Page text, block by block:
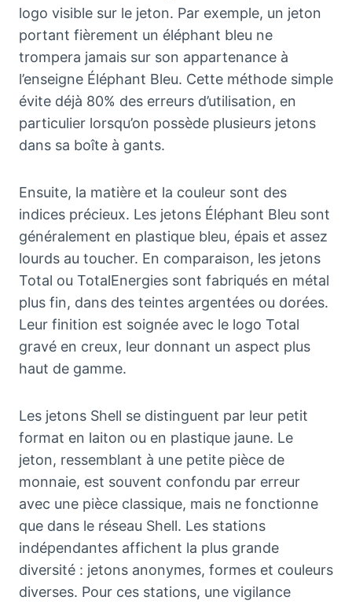
logo visible sur le jeton. Par exemple, un jeton
portant fièrement un éléphant bleu ne
trompera jamais sur son appartenance à
l’enseigne Éléphant Bleu. Cette méthode simple
évite déjà 80% des erreurs d’utilisation, en
particulier lorsqu’on possède plusieurs jetons
dans sa boîte à gants.
Ensuite, la matière et la couleur sont des
indices précieux. Les jetons Éléphant Bleu sont
généralement en plastique bleu, épais et assez
lourds au toucher. En comparaison, les jetons
Total ou TotalEnergies sont fabriqués en métal
plus fin, dans des teintes argentées ou dorées.
Leur finition est soignée avec le logo Total
gravé en creux, leur donnant un aspect plus
haut de gamme.
Les jetons Shell se distinguent par leur petit
format en laiton ou en plastique jaune. Le
jeton, ressemblant à une petite pièce de
monnaie, est souvent confondu par erreur
avec une pièce classique, mais ne fonctionne
que dans le réseau Shell. Les stations
indépendantes affichent la plus grande
diversité : jetons anonymes, formes et couleurs
diverses. Pour ces stations, une vigilance